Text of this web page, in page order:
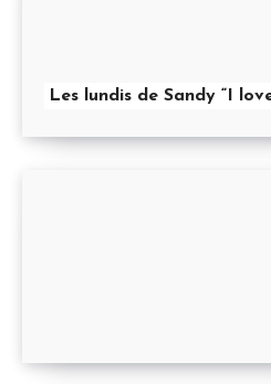
Les lundis de Sandy “I